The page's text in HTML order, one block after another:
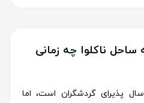
ساحل ناکلوا چه زمانی
پذیرای گردشگران است، اما